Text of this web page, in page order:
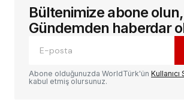
E-posta adresiniz
alanlar*ile işaretlenmişlerdir
Yorum
Bültenimize abone olun,
Gündemden haberdar
Abone olduğunuzda WorldTürk'ün
kabul etmiş olursunuz.